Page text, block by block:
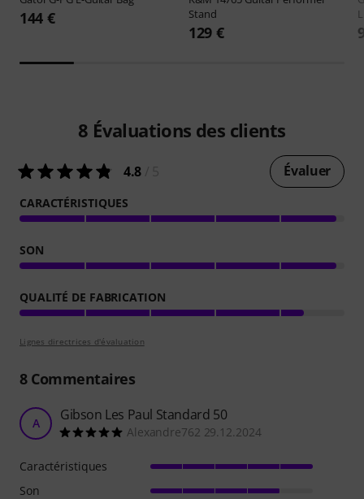
144 €
Stand
129 €
8 Évaluations des clients
4.8 Évaluer
CARACTÉRISTIQUES
SON
QUALITÉ DE FABRICATION
Lignes directrices d'évaluation
8Commentaires
A Gibson Les Paul Standard 50
Alexandre762 29.12.2024
Caractéristiques
Son